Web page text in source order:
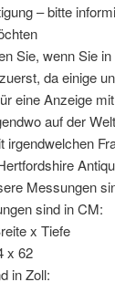
– bitte
Sie, wenn Sie
da einige
eine Anzeige
auf der
irgendwelchen
Messungen
sind in CM:
x Tiefe
x 62
in Zoll: